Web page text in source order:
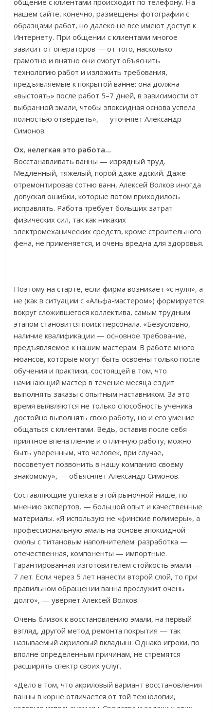
общение с клиентами происходит по телефону. На
нашем сайте, конечно, размещены фотографии с
образцами работ, но далеко не все имеют доступ к
Интернету. При общении с клиентами многое
зависит от операторов — от того, насколько
грамотно и внятно они смогут объяснить
технологию работ и изложить требования,
предъявляемые к покрытой ванне: она должна
«выстоять» после работ 5–7 дней, в зависимости от
выбранной эмали, чтобы эпоксидная основа успела
полностью отвердеть», — уточняет Александр
Симонов.
Ох, нелегкая это работа…
Восстанавливать ванны — изрядный труд.
Медленный, тяжелый, порой даже адский. Даже
отремонтировав сотню ванн, Алексей Волков иногда
допускал ошибки, которые потом приходилось
исправлять. Работа требует больших затрат
физических сил, так как никаких
электромеханических средств, кроме строительного
фена, не применяется, и очень вредна для здоровья.
Поэтому на старте, если фирма возникает «с нуля», а
не (как в ситуации с «Альфа-мастером») формируется
вокруг сложившегося коллектива, самым трудным
этапом становится поиск персонала. «Безусловно,
наличие квалификации — основное требование,
предъявляемое к нашим мастерам. В работе много
нюансов, которые могут быть освоены только после
обучения и практики, состоящей в том, что
начинающий мастер в течение месяца ездит
выполнять заказы с опытным наставником. За это
время выявляются не только способность ученика
достойно выполнять свою работу, но и его умение
общаться с клиентами. Ведь, оставив после себя
приятное впечатление и отличную работу, можно
быть уверенным, что человек, при случае,
посоветует позвонить в нашу компанию своему
знакомому», — объясняет Александр Симонов.
Составляющие успеха в этой рыночной нише, по
мнению экспертов, — большой опыт и качественные
материалы. «Я использую не «финские полимеры», а
профессиональную эмаль на основе эпоксидной
смолы с титановым наполнителем: разработка —
отечественная, компоненты — импортные.
Гарантированная изготовителем стойкость эмали —
7 лет. Если через 5 лет нанести второй слой, то при
правильном обращении ванна прослужит очень
долго», — уверяет Алексей Волков.
Очень близок к восстановлению эмали, на первый
взгляд, другой метод ремонта покрытия — так
называемый акриловый вкладыш. Однако игроки, по
вполне определенным причинам, не стремятся
расширять спектр своих услуг.
«Дело в том, что акриловый вариант восстановления
ванны в корне отличается от той технологии,